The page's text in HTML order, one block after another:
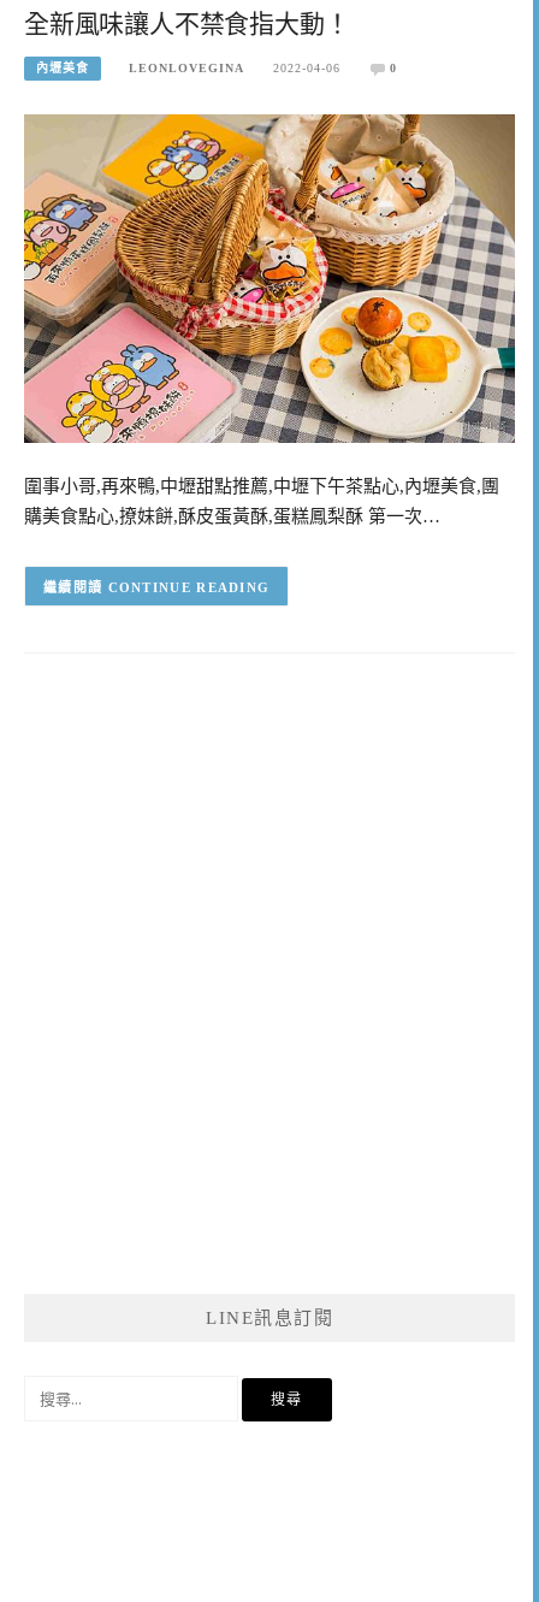
全新風味讓人不禁食指大動！
內壢美食 LEONLOVEGINA 2022-04-06 0
圍事小哥,再來鴨,中壢甜點推薦,中壢下午茶點心,內壢美食,團
購美食點心,撩妹餅,酥皮蛋黃酥,蛋糕鳳梨酥 第一次…
CONTINUE READING
LINE訊息訂閱